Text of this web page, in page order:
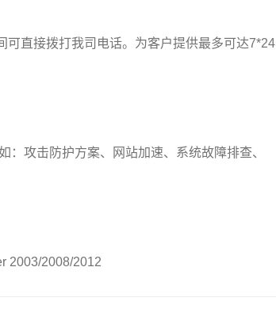
直接拨打我司电话。为客户提供最多可达7*24
攻击防护方案、网站加速、系统故障排查、
2003/2008/2012